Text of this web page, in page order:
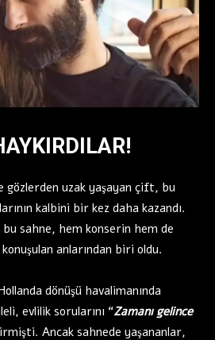
gözlerden uzak yaşayan çift, bu
kalbini bir kez daha kazandı.
bu sahne, hem konserin hem de
anlarından biri oldu.
dönüşü havalimanında
evlilik sorularını “Zamanı gelince
Ancak sahnede yaşananlar,